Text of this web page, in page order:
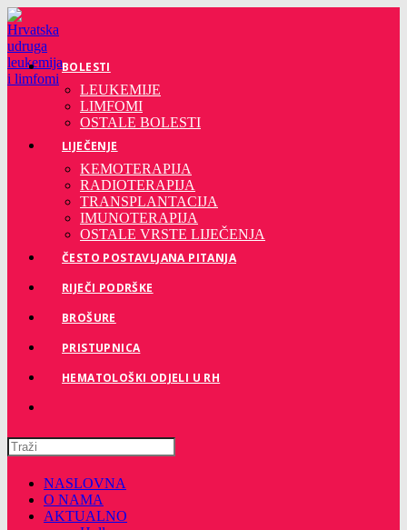
Preskoči
na
sadržaj
BOLESTI
LEUKEMIJE
LIMFOMI
OSTALE BOLESTI
LIJEČENJE
KEMOTERAPIJA
RADIOTERAPIJA
TRANSPLANTACIJA
IMUNOTERAPIJA
OSTALE VRSTE LIJEČENJA
ČESTO POSTAVLJANA PITANJA
RIJEČI PODRŠKE
BROŠURE
PRISTUPNICA
HEMATOLOŠKI ODJELI U RH
Pretražite
ovu
stranicu
NASLOVNA
O NAMA
AKTUALNO